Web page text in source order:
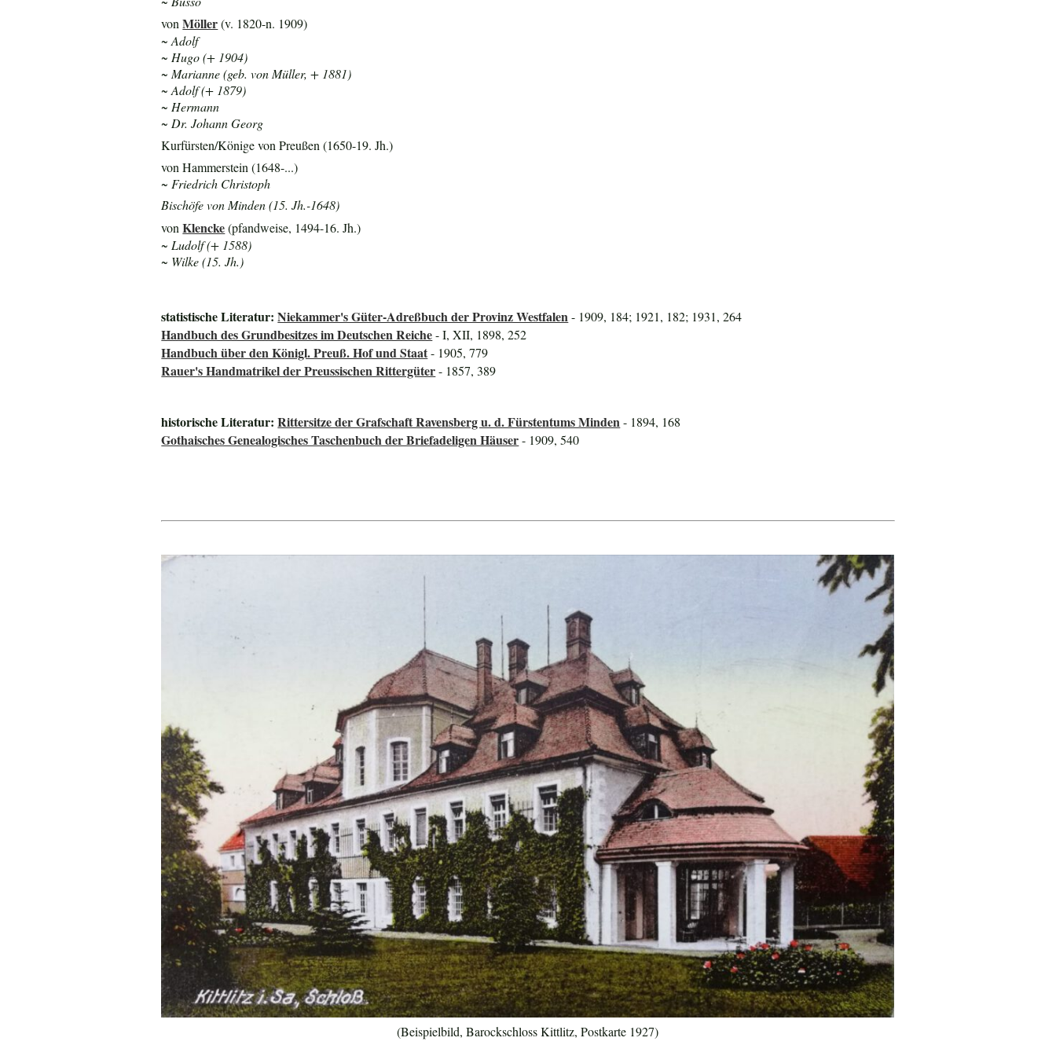
vonMöller(v. 1820-n. 1909)
~ Adolf
~ Hugo (+ 1904)
~ Marianne (geb. von Müller, + 1881)
~ Adolf (+ 1879)
~ Hermann
~ Dr. Johann Georg
Kurfürsten/Könige von Preußen (1650-19. Jh.)
von Hammerstein (1648-...)
~ Friedrich Christoph
Bischöfe von Minden (15. Jh.-1648)
vonKlencke(pfandweise, 1494-16. Jh.)
~ Ludolf (+ 1588)
~ Wilke (15. Jh.)
statistische Literatur:Niekammer's Güter-Adreßbuch der Provinz Westfalen- 1909, 184; 1921, 182; 1931, 264
Handbuch des Grundbesitzes im Deutschen Reiche- I, XII, 1898, 252
Handbuch über den Königl. Preuß. Hof und Staat- 1905, 779
Rauer's Handmatrikel der Preussischen Rittergüter- 1857, 389
historische Literatur:Rittersitze der Grafschaft Ravensberg u. d. Fürstentums Minden- 1894, 168
Gothaisches Genealogisches Taschenbuch der Briefadeligen Häuser- 1909, 540
(Beispielbild, Barockschloss Kittlitz, Postkarte 1927)